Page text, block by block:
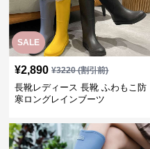
SALE
¥2,890 ¥3220(割引前)
長靴レディース 長靴 ふわもこ防
寒ロングレインブーツ